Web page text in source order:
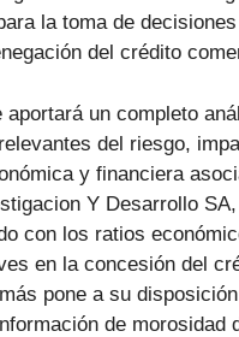
la toma de
del crédito
aportará un completo
del riesgo,
y financiera
Y Desarrollo SA,
con los ratios
en la concesión del
pone a su
de morosidad